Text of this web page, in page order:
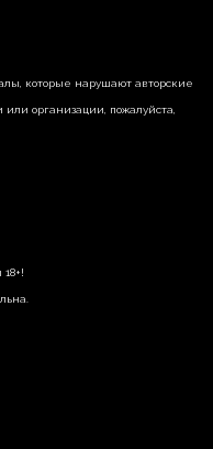
которые нарушают авторские
организации, пожалуйста,